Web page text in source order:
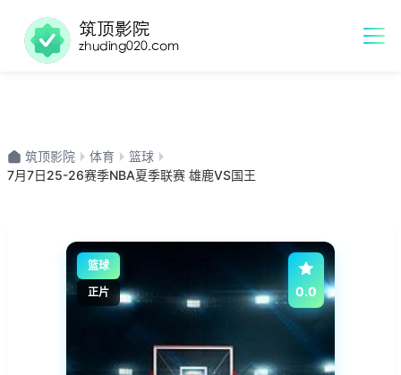
筑顶影院 体育
篮球
7月7日25-26赛季NBA夏季联赛 雄鹿VS国王
篮球
正片
0.0